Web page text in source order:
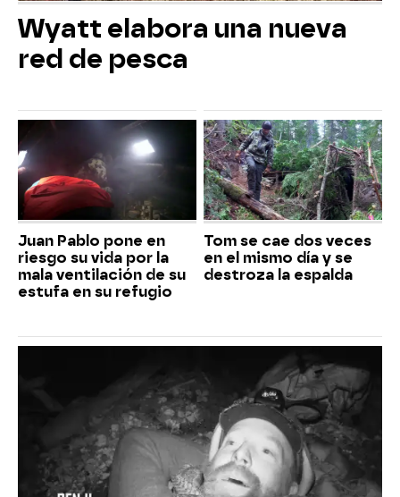
Wyatt elabora una nueva
red de pesca
Juan Pablo pone en
riesgo su vida por la
mala ventilación de su
estufa en su refugio
Tom se cae dos veces
en el mismo día y se
destroza la espalda